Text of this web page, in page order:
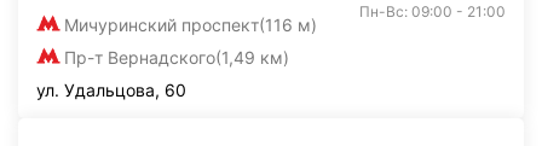
Мичуринский проспект(116 м)
Пр-т Вернадского(1,49 км)
Пн-Вс: 09:00 - 21:00
ул. Удальцова, 60